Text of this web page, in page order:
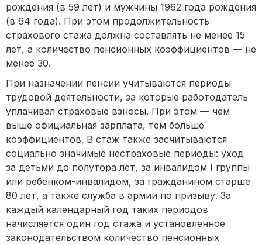
рождения (в 59 лет) и мужчины 1962 года рождения
(в 64 года). При этом продолжительность
страхового стажа должна составлять не менее 15
лет, а количество пенсионных коэффициентов — не
менее 30.
При назначении пенсии учитываются периоды
трудовой деятельности, за которые работодатель
уплачивал страховые взносы. При этом — чем
выше официальная зарплата, тем больше
коэффициентов. В стаж также засчитываются
социально значимые нестраховые периоды: уход
за детьми до полутора лет, за инвалидом I группы
или ребенком-инвалидом, за гражданином старше
80 лет, а также служба в армии по призыву. За
каждый календарный год таких периодов
начисляется один год стажа и установленное
законодательством количество пенсионных